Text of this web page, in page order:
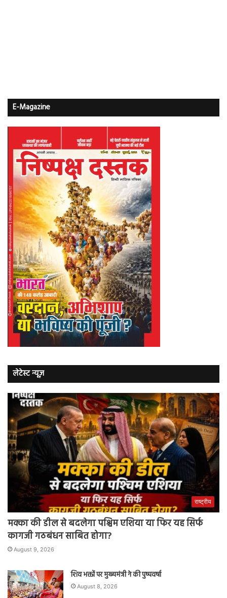
E-Magazine
लेटेस्ट न्यूज़
राष्ट्रीय
मक्का की डील से बदलेगा पश्चिम एशिया या फिर यह सिर्फ
कागजी गठबंधन साबित होगा?
August 9, 2026
शिव भक्तों पर मुख्यमंत्री ने की पुष्पवर्षा
August 8, 2026